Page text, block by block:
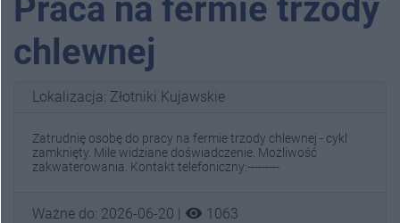
Praca na fermie trzody
chlewnej
Lokalizacja: Złotniki Kujawskie
Zatrudnię osobę do pracy na fermie trzody chlewnej - cykl
zamknięty. Mile widziane doświadczenie. Możliwość
zakwaterowania. Kontakt telefoniczny:---------
Ważne do: 2026-06-20 | visibility 1063